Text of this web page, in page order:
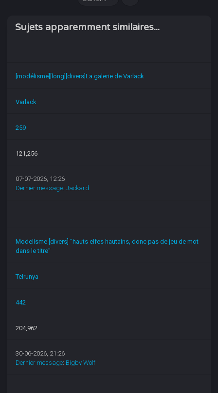
Sujets apparemment similaires...
[modélisme][long][divers]La galerie de Varlack
Varlack
259
121,256
07-07-2026, 12:26
Dernier message:Jackard
Modelisme [divers] "hauts elfes hautains, donc pas de jeu de mot
dans le titre"
Telrunya
442
204,962
30-06-2026, 21:26
Dernier message: Bigby Wolf